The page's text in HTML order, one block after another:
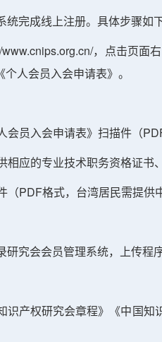
完成线上注册。具体步骤如
，点击页面右
人会员入会申请表》。
员入会申请表》扫描件（
应的专业技术职务资格证书
PDF格式，台湾居民需提供
究会会员管理系统，上传程
产权研究会章程》《中国知